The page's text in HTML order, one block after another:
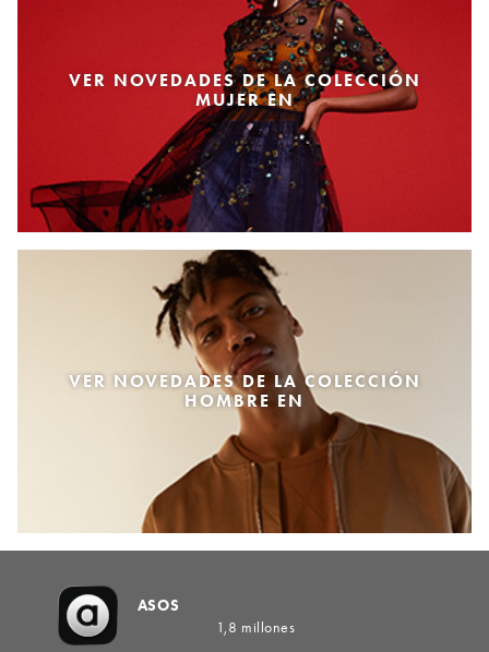
VER NOVEDADES DE LA COLECCIÓN
MUJER EN
VER NOVEDADES DE LA COLECCIÓN
HOMBRE EN
ASOS
1,8 millones